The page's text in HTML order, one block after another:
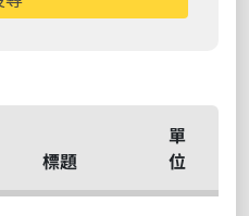
標題
單
位